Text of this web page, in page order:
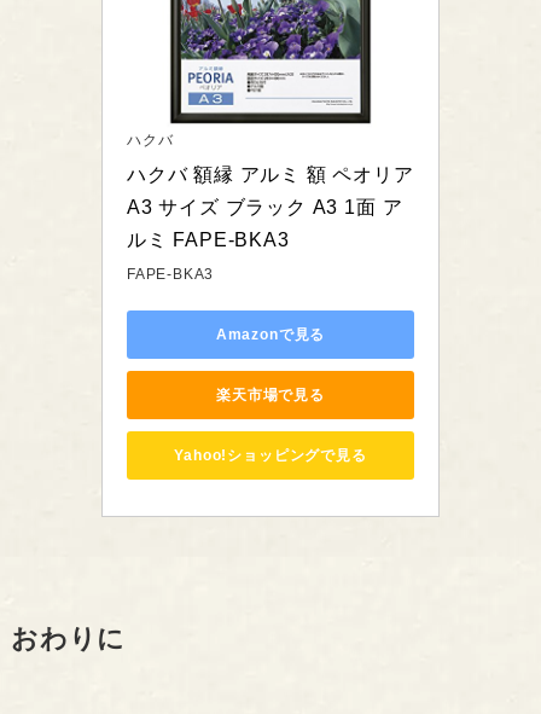
ハクバ
ハクバ 額縁 アルミ 額 ペオリア
A3 サイズ ブラック A3 1面 ア
ルミ FAPE-BKA3
FAPE-BKA3
Amazonで見る
楽天市場で見る
Yahoo!ショッピングで見る
おわりに